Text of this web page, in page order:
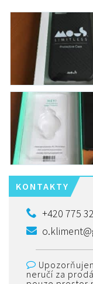
KONTAKTY
+420 775
neručí za